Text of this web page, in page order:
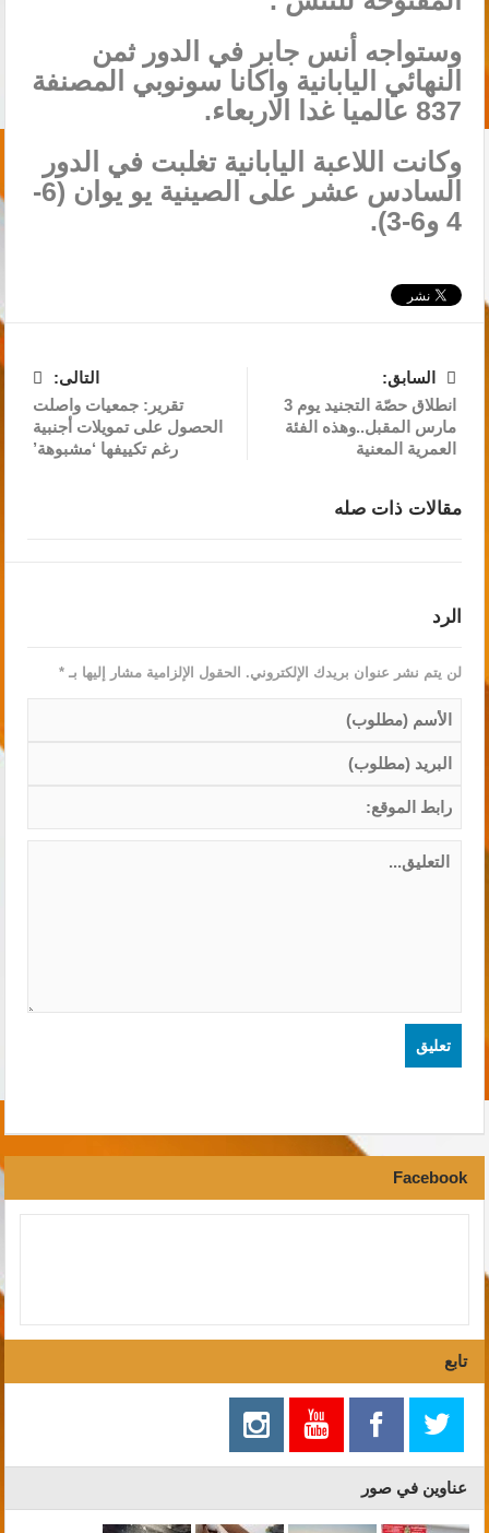
وستواجه أنس جابر في الدور ثمن
النهائي اليابانية واكانا سونوبي المصنفة
837 عالميا غدا الاربعاء.
وكانت اللاعبة اليابانية تغلبت في الدور
السادس عشر على الصينية يو يوان (6-
4 و6-3).
السابق:
انطلاق حصّة التجنيد يوم 3
مارس المقبل..وهذه الفئة
العمرية المعنية
التالى:
تقرير: جمعيات واصلت
الحصول على تمويلات أجنبية
رغم تكييفها ‘مشبوهة’
مقالات ذات صله
الرد
لن يتم نشر عنوان بريدك الإلكتروني. الحقول الإلزامية مشار إليها بـ*
Facebook
تابع
عناوين في صور